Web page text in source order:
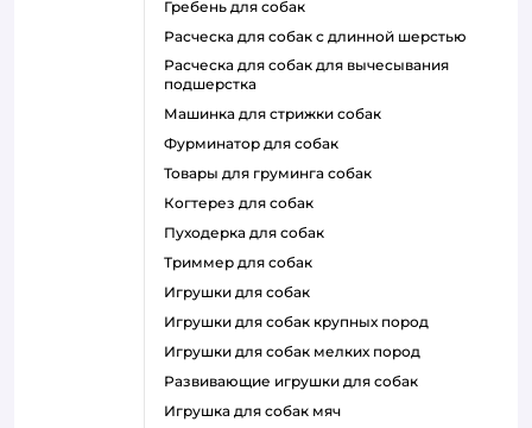
гребень для собак
расческа для собак с длинной шерстью
расческа для собак для вычесывания
подшерстка
машинка для стрижки собак
фурминатор для собак
товары для груминга собак
когтерез для собак
пуходерка для собак
триммер для собак
игрушки для собак
игрушки для собак крупных пород
игрушки для собак мелких пород
развивающие игрушки для собак
игрушка для собак мяч